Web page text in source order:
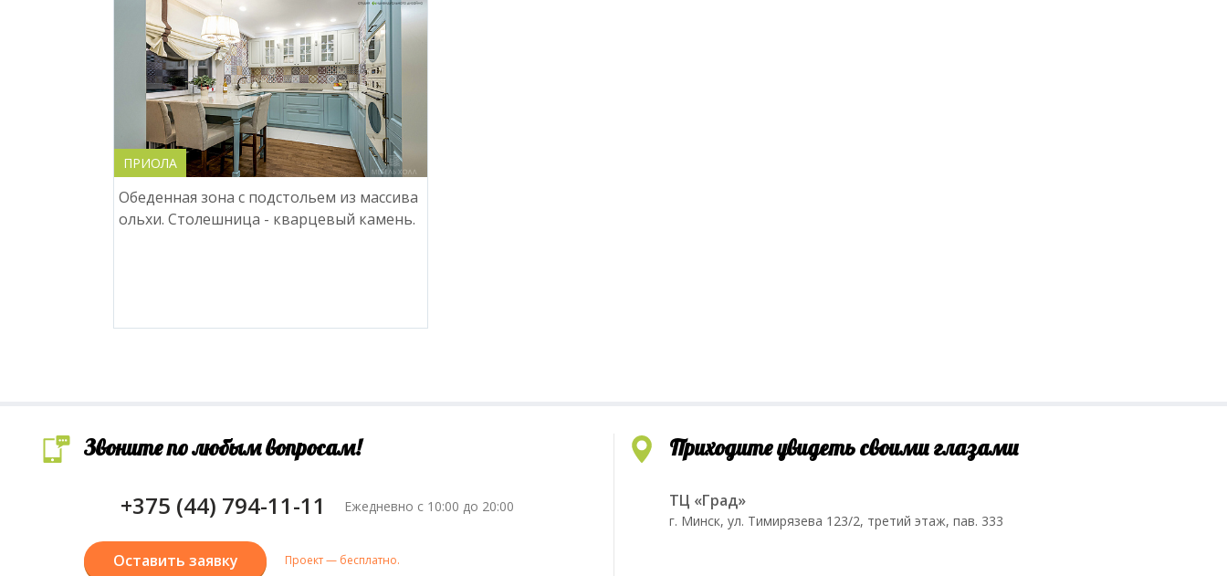
ПРИОЛА
Обеденная зона с подстольем из массива
ольхи. Столешница - кварцевый камень.
Звоните по любым вопросам!
+375 (44) 794-11-11 Ежедневно с 10:00 до 20:00
Оставить заявку Проект — бесплатно.
Приходите увидеть своими глазами
ТЦ «Град»
г. Минск, ул. Тимирязева 123/2, третий этаж, пав. 333